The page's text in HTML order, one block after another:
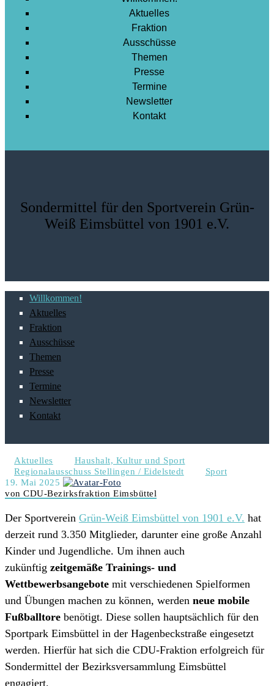
Aktuelles
Fraktion
Ausschüsse
Themen
Presse
Termine
Newsletter
Kontakt
Sondermittel für den Sportverein Grün-
Weiß Eimsbüttel von 1901 e.V.
Willkommen!
Aktuelles
Fraktion
Ausschüsse
Themen
Presse
Termine
Newsletter
Kontakt
Aktuelles
Haushalt, Kultur und Sport
Regionalausschuss Stellingen / Eidelstedt
Sport
19. Mai 2025
von CDU-Bezirksfraktion Eimsbüttel
Der Sportverein Grün-Weiß Eimsbüttel von 1901 e.V. hat
derzeit rund 3.350 Mitglieder, darunter eine große Anzahl
Kinder und Jugendliche. Um ihnen auch
zukünftig zeitgemäße Trainings- und
Wettbewerbsangebote mit verschiedenen Spielformen
und Übungen machen zu können, werden neue mobile
Fußballtore benötigt. Diese sollen hauptsächlich für den
Sportpark Eimsbüttel in der Hagenbeckstraße eingesetzt
werden. Hierfür hat sich die CDU-Fraktion erfolgreich für
Sondermittel der Bezirksversammlung Eimsbüttel
engagiert.